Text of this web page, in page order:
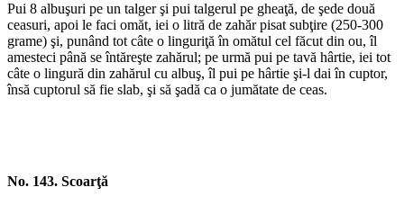
Pui 8 albuşuri pe un talger şi pui talgerul pe gheaţă, de şede două
ceasuri, apoi le faci omăt, iei o litră de zahăr pisat subţire (250-300
grame) şi, punând tot câte o linguriţă în omătul cel făcut din ou, îl
amesteci până se întăreşte zahărul; pe urmă pui pe tavă hârtie, iei tot
câte o lingură din zahărul cu albuş, îl pui pe hârtie şi-l dai în cuptor,
însă cuptorul să fie slab, şi să şadă ca o jumătate de ceas.
No. 143. Scoarţă